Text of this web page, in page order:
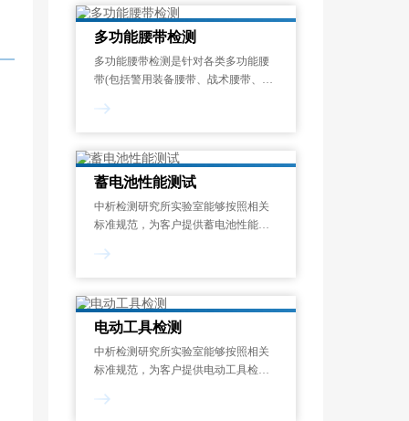
pH条件下，1分钟内水解蛋白质底物
释放1μmol显色呈
多功能腰带检测
多功能腰带检测是针对各类多功能腰
带(包括警用装备腰带、战术腰带、工
性能、化学安全性、环境适应性和使
程。其目的在于验证腰带是否符合国
家强制性
蓄电池性能测试
中析检测研究所实验室能够按照相关
标准规范，为客户提供蓄电池性能测
开路电压测量、内阻测试、寿命测
行检测和分析。一般来说，蓄电池性
能测试报告的出具需
电动工具检测
中析检测研究所实验室能够按照相关
标准规范，为客户提供电动工具检测
率测定、过载测试、噪声检测、绝缘